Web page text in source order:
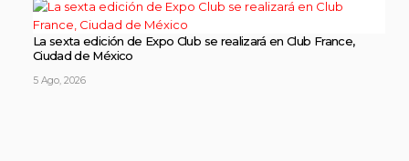
La sexta edición de Expo Club se realizará en Club France,
Ciudad de México
5 Ago, 2026